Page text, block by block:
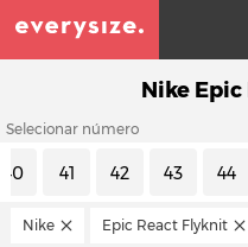
Nike
Selecionar número
40 41 42 43 44
Nike Epic React Flyknit